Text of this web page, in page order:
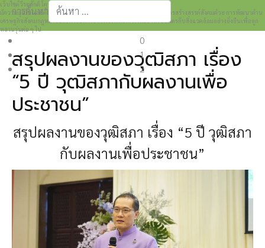
เว็บไซต์วีระศักดิ์ โควสุรัตน์ www.weerasak.org
มีความมุ่งมั่นเเละตั้งใจในการเผยแพร่เรื่องราวความรู้ความเข้าใจในการสร้างสรรค์สังคมด้วย การพัฒนาด้าน
เศรษฐกิจสังคมกฎหมายและการปกครอง เพื่อให้เกิดการพัฒนาที่เป็นมิตรกับสิ่งแวดล้อมอย่างยั่งยืนเพื่อลูก
หลานรุ่นต่อ ๆ ไป
0
1
2
การค้นหา
Type 2 or more characters for results.
สรุปผลงานของวุฒิสภา เรื่อง
“5 ปี วุฒิสภากับผลงานเพื่อ
ประชาชน”
สรุปผลงานของวุฒิสภา เรื่อง “5 ปี วุฒิสภา
กับผลงานเพื่อประชาชน”